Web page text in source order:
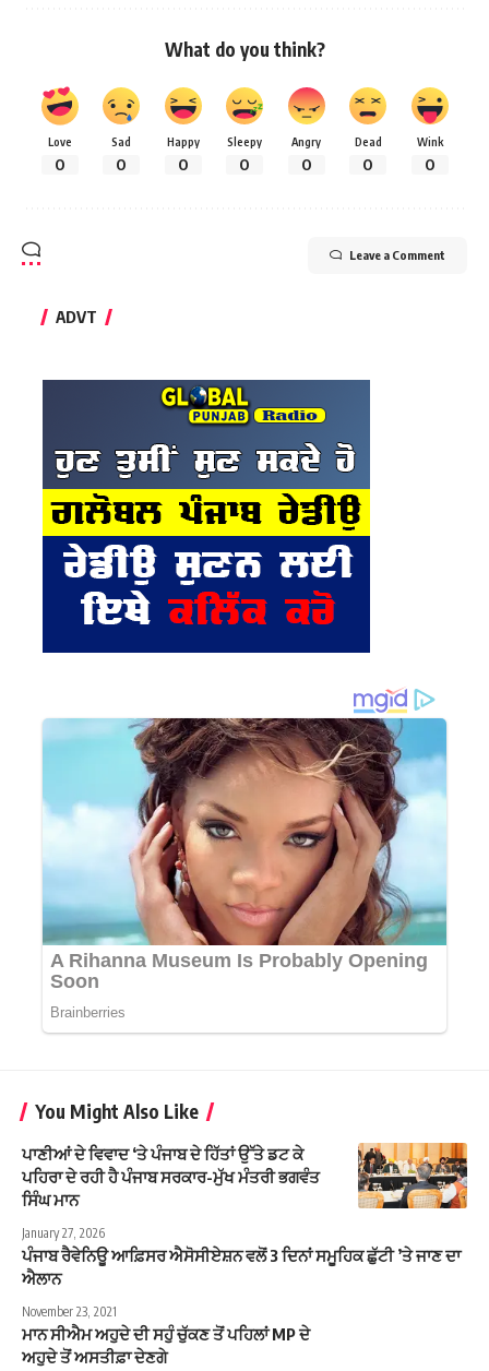
What do you think?
Love
0
Sad
0
Happy
0
Sleepy
0
Angry
0
Dead
0
Wink
0
Leave a Comment
ADVT
You Might Also Like
ਪਾਣੀਆਂ ਦੇ ਵਿਵਾਦ ‘ਤੇ ਪੰਜਾਬ ਦੇ ਹਿੱਤਾਂ ਉੱਤੇ ਡਟ ਕੇ
ਪਹਿਰਾ ਦੇ ਰਹੀ ਹੈ ਪੰਜਾਬ ਸਰਕਾਰ-ਮੁੱਖ ਮੰਤਰੀ ਭਗਵੰਤ
ਸਿੰਘ ਮਾਨ
January 27, 2026
ਪੰਜਾਬ ਰੈਵੇਨਿਊ ਆਫ਼ਿਸਰ ਐਸੋਸੀਏਸ਼ਨ ਵਲੋਂ 3 ਦਿਨਾਂ ਸਮੂਹਿਕ ਛੁੱਟੀ ’ਤੇ ਜਾਣ ਦਾ
ਐਲਾਨ
November 23, 2021
ਮਾਨ ਸੀਐਮ ਅਹੁਦੇ ਦੀ ਸਹੁੰ ਚੁੱਕਣ ਤੋਂ ਪਹਿਲਾਂ MP ਦੇ
ਅਹੁਦੇ ਤੋਂ ਅਸਤੀਫ਼ਾ ਦੇਣਗੇ